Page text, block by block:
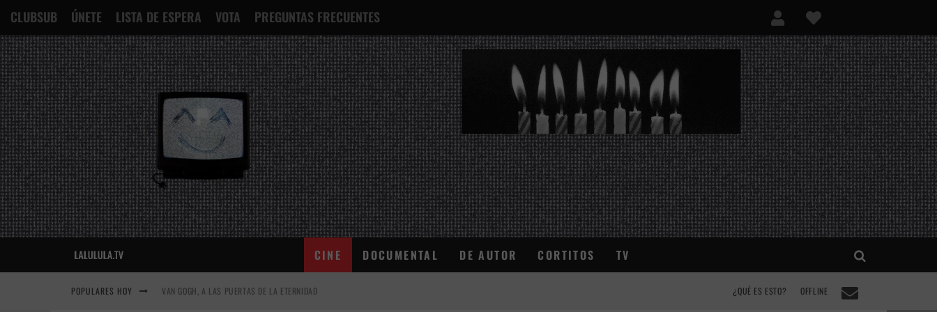
CLUBSUB ÚNETE LISTA DE ESPERA VOTA PREGUNTAS FRECUENTES
¿QUÉ ES ESTO?
CINE DOCUMENTAL DE AUTOR CORTITOS TV
POPULARES HOY VAN GOGH, A LAS PUERTAS DE LA ETERNIDAD ¿QUÉ ES ESTO? OFFLINE